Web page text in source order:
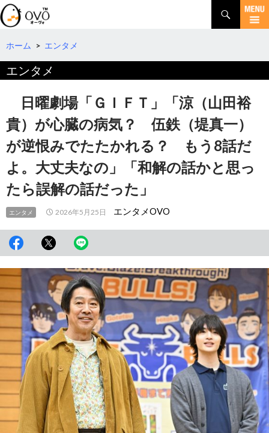
検
索
コ
テ
へ
ホーム > エンタメ
エンタメ
日曜劇場「ＧＩＦＴ」「涼（山田裕
貴）が心臓の病気？ 伍鉄（堤真一）
が逆恨みでたたかれる？ もう8話だ
よ。大丈夫なの」「和解の話かと思っ
たら誤解の話だった」
エンタメ 2026年5月25日 エンタメOVO